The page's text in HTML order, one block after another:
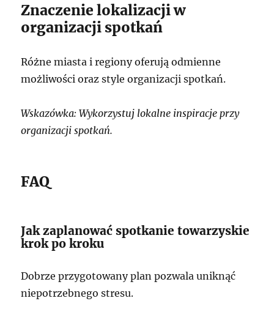
Znaczenie lokalizacji w
organizacji spotkań
Różne miasta i regiony oferują odmienne
możliwości oraz style organizacji spotkań.
Wskazówka: Wykorzystuj lokalne inspiracje przy
organizacji spotkań.
FAQ
Jak zaplanować spotkanie towarzyskie
krok po kroku
Dobrze przygotowany plan pozwala uniknąć
niepotrzebnego stresu.